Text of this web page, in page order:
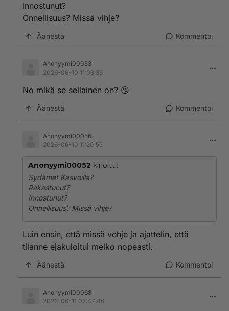
Innostunut?
Onnellisuus? Missä vihje?
Äänestä Kommentoi
Anonyymi00053
2026-06-10 11:08:36
No mikä se sellainen on? 😘
Äänestä Kommentoi
Anonyymi00056
2026-06-10 11:20:55
Anonyymi00052 kirjoitti:
Sydämet Kasvoilla?
Rakastunut?
Innostunut?
Onnellisuus? Missä vihje?
Luin ensin, että missä vehje ja ajattelin, että
tilanne ejakuloitui melko nopeasti.
Äänestä Kommentoi
Anonyymi00068
2026-06-11 07:47:46